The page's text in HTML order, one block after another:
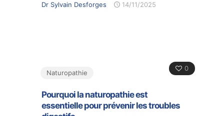
Dr Sylvain Desforges 14/11/2025
0
Naturopathie
Pourquoi la naturopathie est
essentielle pour prévenir les troubles